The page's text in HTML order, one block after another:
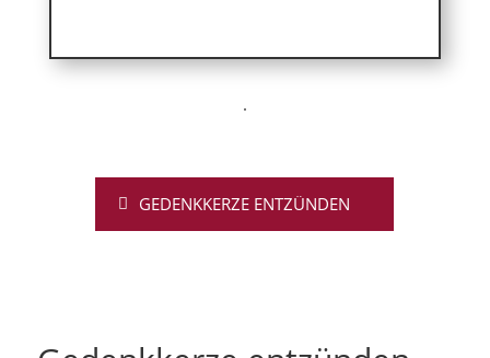
GEDENKKERZE ENTZÜNDEN